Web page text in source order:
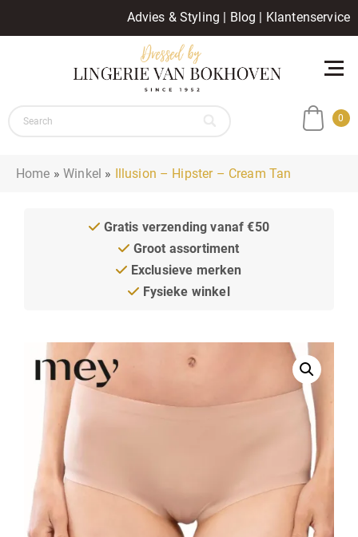
Advies & Styling | Blog | Klantenservice
0
Home »Winkel » Illusion – Hipster – Cream Tan
Gratis verzending vanaf €50
Groot assortiment
Exclusieve merken
Fysieke winkel